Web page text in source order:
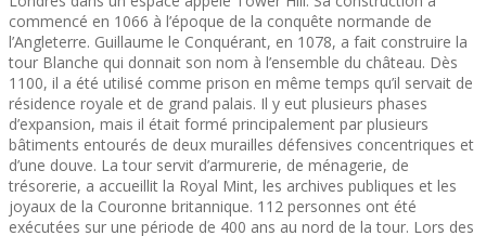
commencé en 1066 à l’époque de la conquête normande de
l’Angleterre. Guillaume le Conquérant, en 1078, a fait construire la
tour Blanche qui donnait son nom à l’ensemble du château. Dès
1100, il a été utilisé comme prison en même temps qu’il servait de
résidence royale et de grand palais. Il y eut plusieurs phases
d’expansion, mais il était formé principalement par plusieurs
bâtiments entourés de deux murailles défensives concentriques et
d’une douve. La tour servit d’armurerie, de ménagerie, de
trésorerie, a accueillit la Royal Mint, les archives publiques et les
joyaux de la Couronne britannique. 112 personnes ont été
exécutées sur une période de 400 ans au nord de la tour. Lors des